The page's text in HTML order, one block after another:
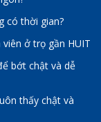
có thời gian?
ở trọ gần HUIT
bớt chật và dễ
thấy chật và